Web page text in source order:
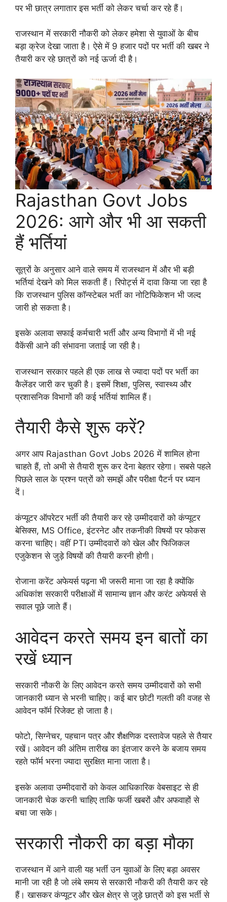
पर भी छात्र लगातार इस भर्ती को लेकर चर्चा कर रहे हैं।
राजस्थान में सरकारी नौकरी को लेकर हमेशा से युवाओं के बीच
बड़ा क्रेज देखा जाता है। ऐसे में 9 हजार पदों पर भर्ती की खबर ने
तैयारी कर रहे छात्रों को नई ऊर्जा दी है।
Rajasthan Govt Jobs
2026: आगे और भी आ सकती
हैं भर्तियां
सूत्रों के अनुसार आने वाले समय में राजस्थान में और भी बड़ी
भर्तियां देखने को मिल सकती हैं। रिपोर्ट्स में दावा किया जा रहा है
कि राजस्थान पुलिस कॉन्स्टेबल भर्ती का नोटिफिकेशन भी जल्द
जारी हो सकता है।
इसके अलावा सफाई कर्मचारी भर्ती और अन्य विभागों में भी नई
वैकेंसी आने की संभावना जताई जा रही है।
राजस्थान सरकार पहले ही एक लाख से ज्यादा पदों पर भर्ती का
कैलेंडर जारी कर चुकी है। इसमें शिक्षा, पुलिस, स्वास्थ्य और
प्रशासनिक विभागों की कई भर्तियां शामिल हैं।
तैयारी कैसे शुरू करें?
अगर आप Rajasthan Govt Jobs 2026 में शामिल होना
चाहते हैं, तो अभी से तैयारी शुरू कर देना बेहतर रहेगा। सबसे पहले
पिछले साल के प्रश्न पत्रों को समझें और परीक्षा पैटर्न पर ध्यान
दें।
कंप्यूटर ऑपरेटर भर्ती की तैयारी कर रहे उम्मीदवारों को कंप्यूटर
बेसिक्स, MS Office, इंटरनेट और तकनीकी विषयों पर फोकस
करना चाहिए। वहीं PTI उम्मीदवारों को खेल और फिजिकल
एजुकेशन से जुड़े विषयों की तैयारी करनी होगी।
रोजाना करेंट अफेयर्स पढ़ना भी जरूरी माना जा रहा है क्योंकि
अधिकांश सरकारी परीक्षाओं में सामान्य ज्ञान और करंट अफेयर्स से
सवाल पूछे जाते हैं।
आवेदन करते समय इन बातों का
रखें ध्यान
सरकारी नौकरी के लिए आवेदन करते समय उम्मीदवारों को सभी
जानकारी ध्यान से भरनी चाहिए। कई बार छोटी गलती की वजह से
आवेदन फॉर्म रिजेक्ट हो जाता है।
फोटो, सिग्नेचर, पहचान पत्र और शैक्षणिक दस्तावेज पहले से तैयार
रखें। आवेदन की अंतिम तारीख का इंतजार करने के बजाय समय
रहते फॉर्म भरना ज्यादा सुरक्षित माना जाता है।
इसके अलावा उम्मीदवारों को केवल आधिकारिक वेबसाइट से ही
जानकारी चेक करनी चाहिए ताकि फर्जी खबरों और अफवाहों से
बचा जा सके।
सरकारी नौकरी का बड़ा मौका
राजस्थान में आने वाली यह भर्ती उन युवाओं के लिए बड़ा अवसर
मानी जा रही है जो लंबे समय से सरकारी नौकरी की तैयारी कर रहे
हैं। खासकर कंप्यूटर और खेल क्षेत्र से जुड़े छात्रों को इस भर्ती से